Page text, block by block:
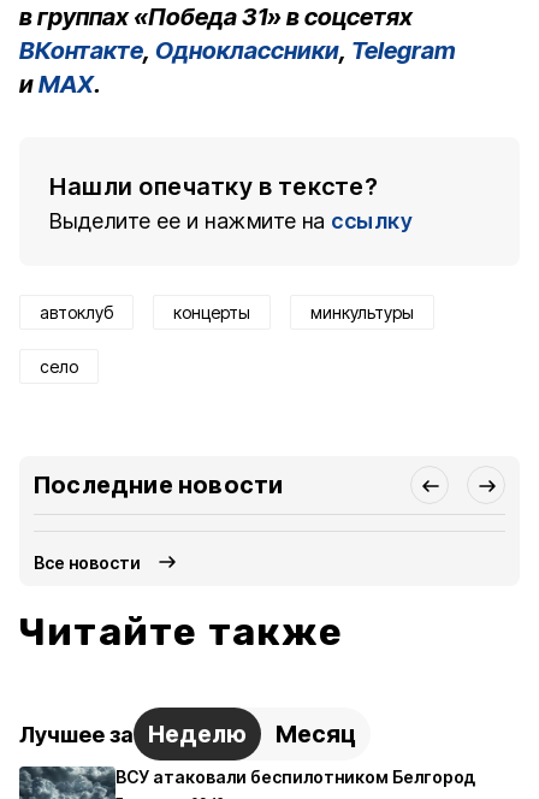
в группах «Победа 31» в соцсетях
ВКонтакте, Одноклассники, Telegram
иMAX.
Нашли опечатку в тексте?
Выделите ее и нажмите на ссылку
автоклуб концерты минкультуры
село
Последние новости
Все новости
Читайте также
Лучшее за Неделю Месяц
ВСУ атаковали беспилотником Белгород